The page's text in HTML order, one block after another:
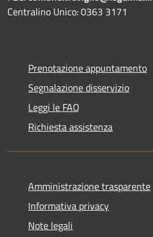
Centralino Unico: 0363 3171
Prenotazione appuntamento
Segnalazione disservizio
Leggi le FAQ
Richiesta assistenza
Amministrazione trasparente
Informativa privacy
Note legali